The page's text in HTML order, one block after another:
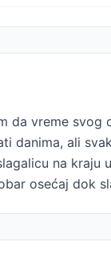
da vreme
danima, ali
na
osećaj dok